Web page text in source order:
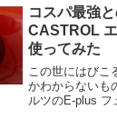
コスパ最強
CASTROL
使ってみた
この世にはびこ
かわからないも
ルツのE-plus フ